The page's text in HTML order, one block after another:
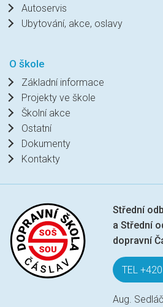
Autoservis
Ubytování, akce, oslavy
O škole
Základní informace
Projekty ve škole
Školní akce
Ostatní
Dokumenty
Kontakty
Střední
a Střední
dopravní
TEL
Aug.